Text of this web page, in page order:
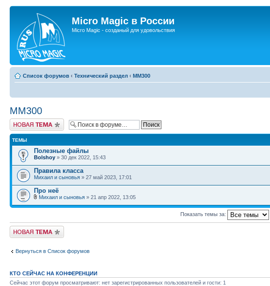
Micro Magic в России
Micro Magic - созданый для удовольствия
Список форумов ‹ Технический раздел ‹ MM300
MM300
Новая тема
ТЕМЫ
Полезные файлы
Bolshoy » 30 дек 2022, 15:43
Правила класса
Михаил и сыновья » 27 май 2023, 17:01
Про неё
Михаил и сыновья » 21 апр 2022, 13:05
Показать темы за:
Новая тема
Вернуться в Список форумов
КТО СЕЙЧАС НА КОНФЕРЕНЦИИ
Сейчас этот форум просматривают: нет зарегистрированных пользователей и гости: 1